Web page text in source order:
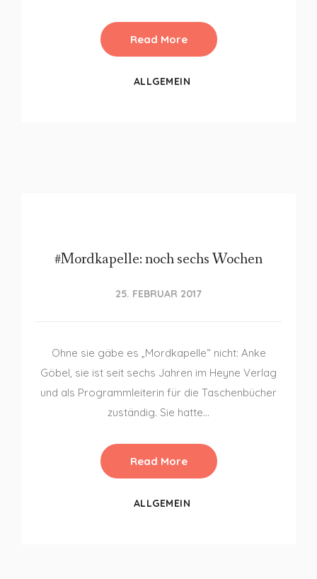
Read More
ALLGEMEIN
#Mordkapelle: noch sechs Wochen
25. FEBRUAR 2017
Ohne sie gäbe es „Mordkapelle“ nicht: Anke
Göbel, sie ist seit sechs Jahren im Heyne Verlag
und als Programmleiterin für die Taschenbücher
zuständig. Sie hatte…
Read More
ALLGEMEIN